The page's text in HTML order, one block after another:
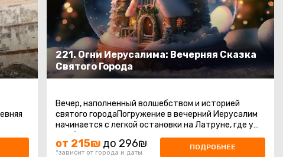
221. Огни Иерусалима: Вечерняя Сказка
Святого Города
Вечер, наполненный волшебством и историей
святого городаПогружение в вечерний Иерусалим
начинается с легкой остановки на Латруне, где у
нас будет время насладиться ...
от 215₪ до 296₪
*зависит от города и даты
ПОДРОБНЕЕ